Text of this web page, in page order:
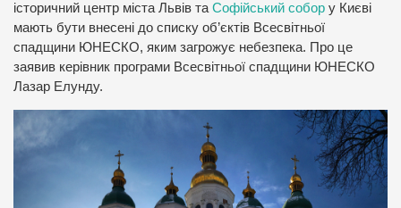
історичний центр міста Львів та Софійський собор у Києві
мають бути внесені до списку об’єктів Всесвітньої
спадщини ЮНЕСКО, яким загрожує небезпека. Про це
заявив керівник програми Всесвітньої спадщини ЮНЕСКО
Лазар Елунду.